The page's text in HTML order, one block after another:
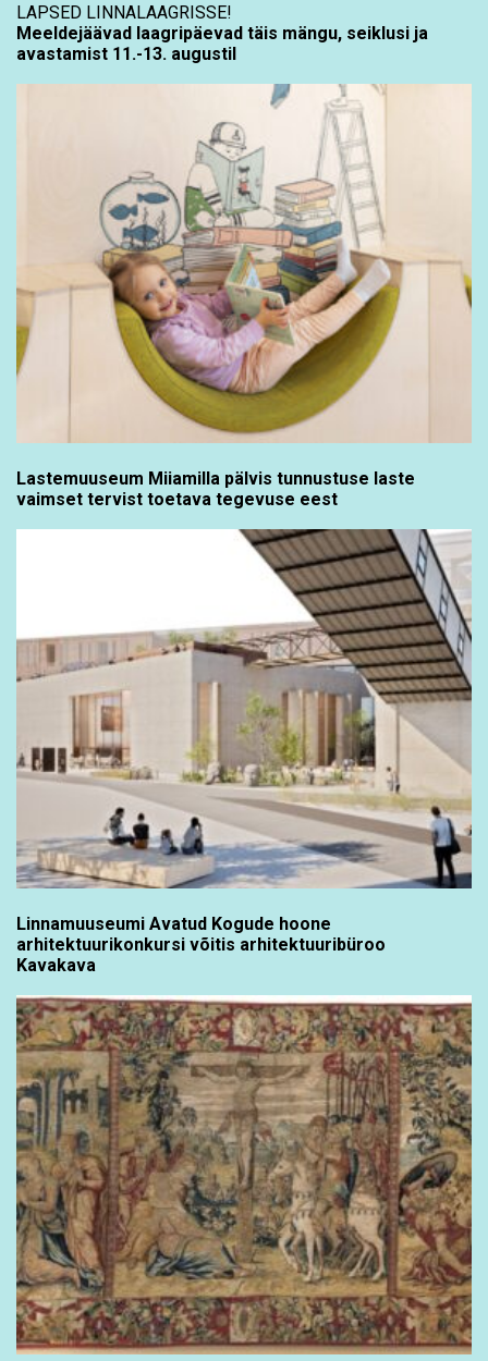
LAPSED LINNALAAGRISSE!
Meeldejäävad laagripäevad täis mängu, seiklusi ja
avastamist 11.-13. augustil
Lastemuuseum Miiamilla pälvis tunnustuse laste
vaimset tervist toetava tegevuse eest
Linnamuuseumi Avatud Kogude hoone
arhitektuurikonkursi võitis arhitektuuribüroo
Kavakava